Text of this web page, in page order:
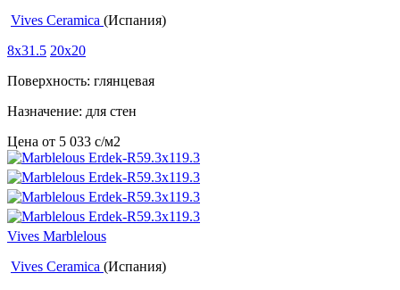
Vives Ceramica (Испания)
8x31.5 20x20
Поверхность: глянцевая
Назначение: для стен
Цена от 5 033 c/м2
Vives Marblelous
Vives Ceramica (Испания)